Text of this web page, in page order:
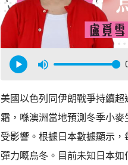
美國以色列同伊朗戰爭持續
霜，喺澳洲當地預測冬季小
受影響。根據日本數據顯示
彈力嘅烏冬。目前未知日本如